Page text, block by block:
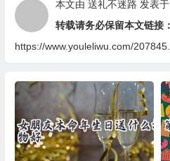
本文由 送礼不迷路 发表
转载请务必保留本文链接：
https://www.youleliwu.com/